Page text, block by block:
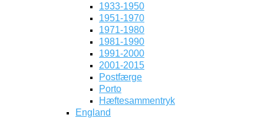
1933-1950
1951-1970
1971-1980
1981-1990
1991-2000
2001-2015
Postfærge
Porto
Hæftesammentryk
England